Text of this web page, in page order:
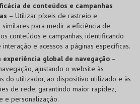
de conteúdos e campanhas
– Utilizar píxeis de rastreio e
para medir a eficiência de
conteúdos e campanhas, identificando
e acessos a páginas específicas.
experiência global de navegação–
ajustando o website às
do utilizador, ao dispositivo utilizado e às
de rede, garantindo maior rapidez,
e personalização.